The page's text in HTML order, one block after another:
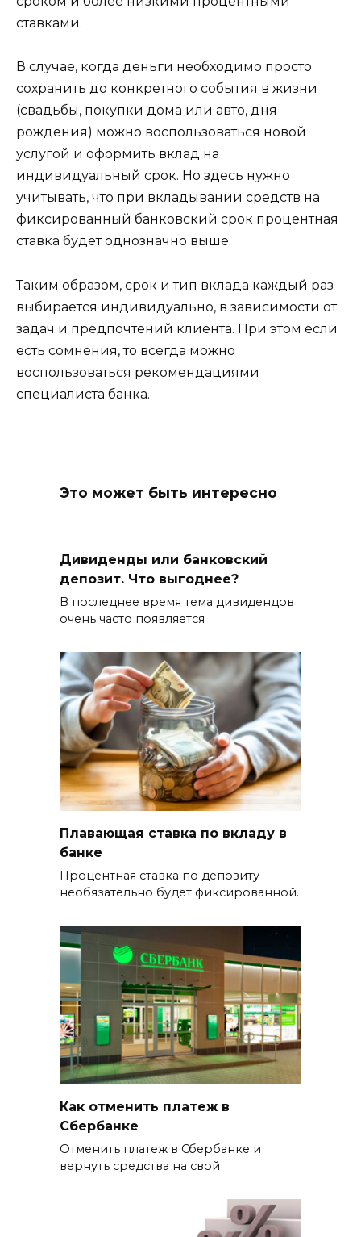
ставками.
В случае, когда деньги необходимо просто
сохранить до конкретного события в жизни
(свадьбы, покупки дома или авто, дня
рождения) можно воспользоваться новой
услугой и оформить вклад на
индивидуальный срок. Но здесь нужно
учитывать, что при вкладывании средств на
фиксированный банковский срок процентная
ставка будет однозначно выше.
Таким образом, срок и тип вклада каждый раз
выбирается индивидуально, в зависимости от
задач и предпочтений клиента. При этом если
есть сомнения, то всегда можно
воспользоваться рекомендациями
специалиста банка.
Это может быть интересно
Дивиденды или банковский
депозит. Что выгоднее?
В последнее время тема дивидендов
очень часто появляется
Плавающая ставка по вкладу в
банке
Процентная ставка по депозиту
необязательно будет фиксированной.
Как отменить платеж в
Сбербанке
Отменить платеж в Сбербанке и
вернуть средства на свой